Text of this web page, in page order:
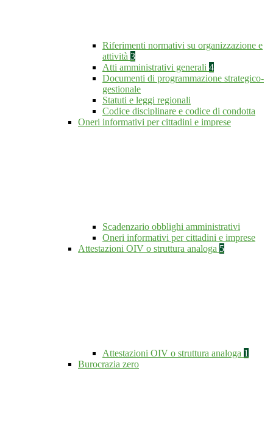
Riferimenti normativi su organizzazione e
attività 3
Atti amministrativi generali 4
Documenti di programmazione strategico-
gestionale
Statuti e leggi regionali
Codice disciplinare e codice di condotta
Oneri informativi per cittadini e imprese
Scadenzario obblighi amministrativi
Oneri informativi per cittadini e imprese
Attestazioni OIV o struttura analoga 5
Attestazioni OIV o struttura analoga 1
Burocrazia zero